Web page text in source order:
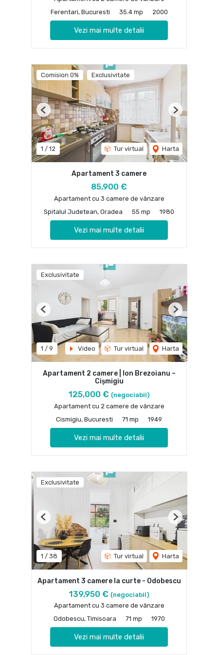
Ferentari, Bucuresti
35.4 mp 2000
Vezi mai multe detalii
Comision 0% Exclusivitate
1 / 12 Tur virtual Harta
Previous Next
Apartament 3 camere
85,900 €
Apartament cu 3 camere de vânzare
Spitalul Judetean, Oradea
55 mp 1980
Vezi mai multe detalii
Exclusivitate
1 / 9 Video Tur virtual Harta
Previous Next
Apartament 2 camere | Ion Brezoianu –
Cișmigiu
125,000 € (negociabil)
Apartament cu 2 camere de vânzare
Cismigiu, Bucuresti
71 mp 1949
Vezi mai multe detalii
Exclusivitate
1 / 38 Tur virtual Harta
Previous Next
Apartament 3 camere la curte - Odobescu
139,950 € (negociabil)
Apartament cu 3 camere de vânzare
Odobescu, Timisoara
71 mp 1970
Vezi mai multe detalii